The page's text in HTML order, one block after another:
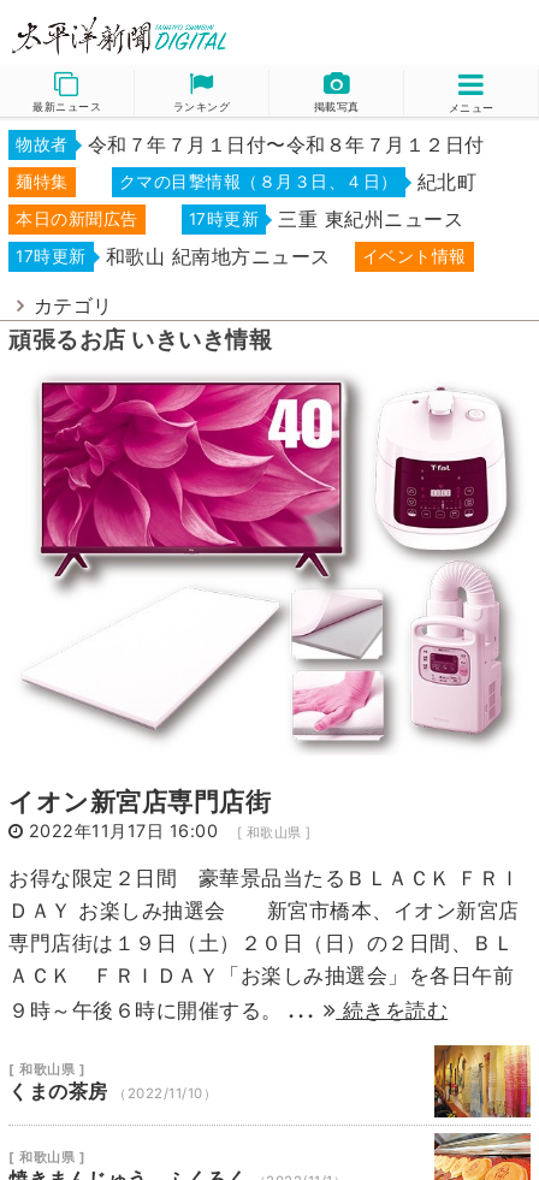
最新ニュース ランキング 掲載写真 メニュー
物故者 令和７年７月１日付〜令和８年７月１２日付
麺特集 クマの目撃情報（８月３日、４日） 紀北町
本日の新聞広告 17時更新 三重 東紀州ニュース
17時更新 和歌山 紀南地方ニュース イベント情報
カテゴリ
頑張るお店 いきいき情報
イオン新宮店専門店街
2022年11月17日 16:00 [ 和歌山県 ]
お得な限定２日間 豪華景品当たるＢＬＡＣＫ ＦＲＩ
ＤＡＹ お楽しみ抽選会 新宮市橋本、イオン新宮店
専門店街は１９日（土）２０日（日）の２日間、ＢＬ
ＡＣＫ ＦＲＩＤＡＹ「お楽しみ抽選会」を各日午前
９時～午後６時に開催する。
... 続きを読む
[ 和歌山県 ]
くまの茶房 （2022/11/10）
[ 和歌山県 ]